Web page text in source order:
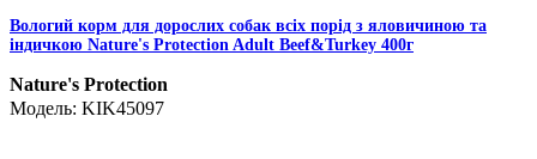
Вологий корм для дорослих собак всіх порід з яловичиною та
індичкою Nature's Protection Adult Beef&Turkey 400г
Nature's Protection
KIK45097